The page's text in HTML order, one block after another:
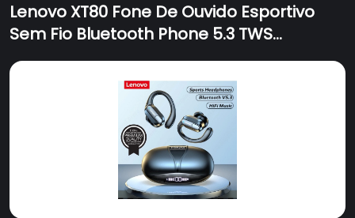
Lenovo XT80 Fone De Ouvido Esportivo
Sem Fio Bluetooth Phone 5.3 TWS
Esportivo hifi Qualidade Sonora Longa
Duração Da Bateria IP67 À Prova D'água
Com Cancelamento De Ruído Do